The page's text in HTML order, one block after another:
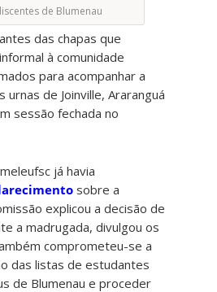
de Blumenau
das chapas que
à comunidade
para acompanhar a
de Joinville, Araranguá
sessão fechada no
já havia
sobre a
explicou a decisão de
a madrugada, divulgou os
comprometeu-se a
das listas de estudantes
de Blumenau e proceder